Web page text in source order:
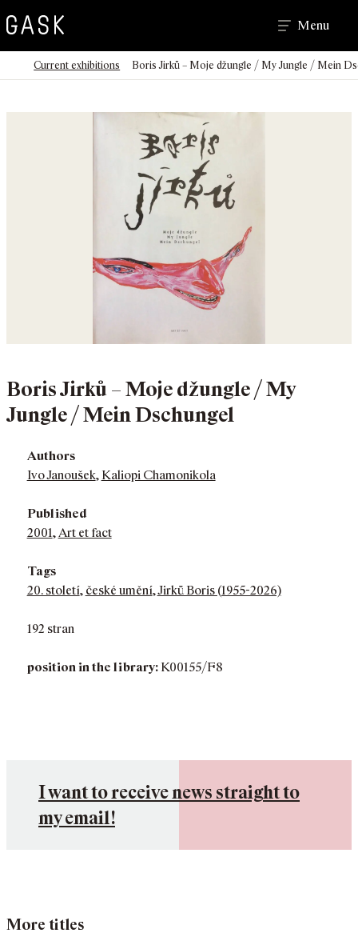
Search
Menu
Homepage
Current exhibitions Boris Jirků – Moje džungle / My Jungle / Mein
Boris Jirků – Moje džungle / My
Jungle / Mein Dschungel
Authors
Ivo Janoušek, Kaliopi Chamonikola
Published
2001, Art et fact
Tags
20. století, české umění,Jirků Boris (1955-2026)
192 stran
position in the library:K00155/F8
I want to receive news straight to
my email!
More titles